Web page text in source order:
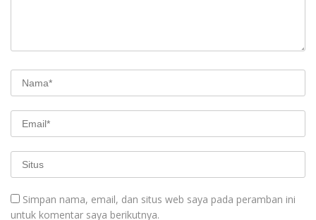
Simpan nama, email, dan situs web saya pada peramban ini
untuk komentar saya berikutnya.